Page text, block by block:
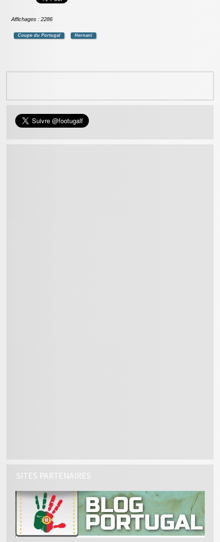
Affichages : 2286
Coupe du Portugal Hernani
SITES PARTENAIRES